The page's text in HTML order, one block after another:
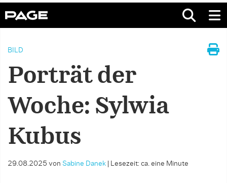
BILD
Porträt der
Woche: Sylwia
Kubus
29.08.2025 von Sabine Danek Lesezeit: ca. eine Minute